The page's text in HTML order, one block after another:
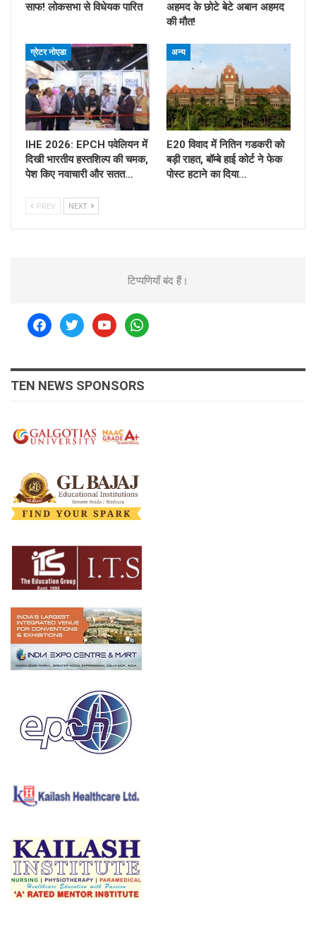
साफ! लोकसभा से विधेयक पारित
अहमद के छोटे बेटे अबान अहमद
की मौत!
ग्रेटर नोएडा
IHE 2026: EPCH पवेलियन में
दिखी भारतीय हस्तशिल्प की चमक,
पेश किए नवाचारी और सतत…
अन्य
E20 विवाद में नितिन गडकरी को
बड़ी राहत, बॉम्बे हाई कोर्ट ने फेक
पोस्ट हटाने का दिया…
PREV NEXT
टिप्पणियाँ बंद हैं।
facebooktwitteryoutubewhatsapp
TEN NEWS SPONSORS